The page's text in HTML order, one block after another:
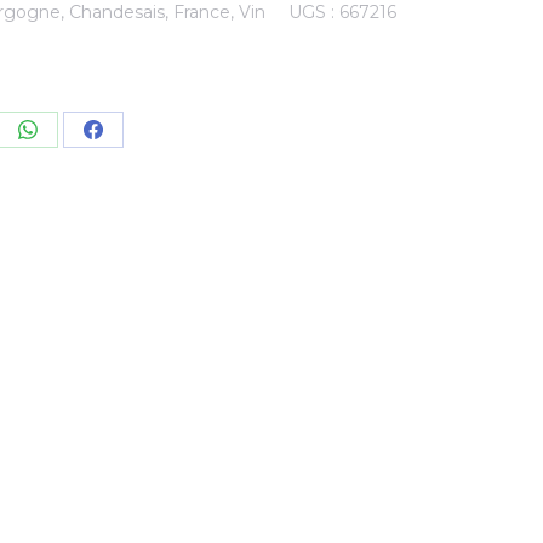
, Chandesais, France, Vin UGS : 667216
Share Share